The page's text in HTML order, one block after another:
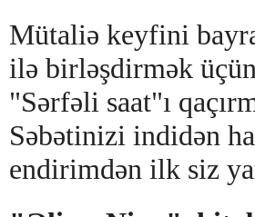
Mütaliə keyfini
ilə birləşdirmək
"Sərfəli saat"ı
Səbətinizi indidən
endirimdən ilk siz